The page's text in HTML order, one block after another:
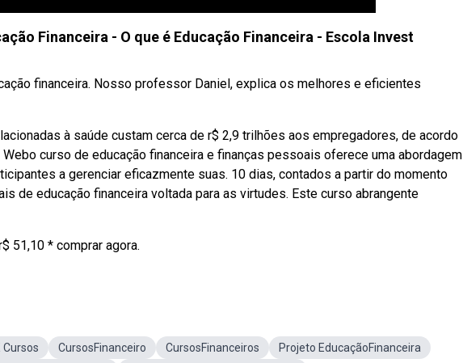
Financeira - O que é Educação Financeira - Escola Invest
financeira. Nosso professor Daniel, explica os melhores e eficientes
à saúde custam cerca de r$ 2,9 trilhões aos empregadores, de acordo
curso de educação financeira e finanças pessoais oferece uma abordagem
a gerenciar eficazmente suas. 10 dias, contados a partir do momento
de educação financeira voltada para as virtudes. Este curso abrangente
51,10 * comprar agora.
Cursos CursosFinanceiro CursosFinanceiros
Projeto EducaçãoFinanceira